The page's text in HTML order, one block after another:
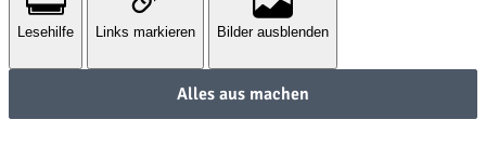
Lesehilfe Links markieren Bilder ausblenden
Alles aus machen